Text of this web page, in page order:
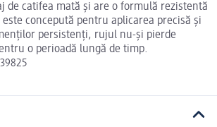
de catifea mată și are o formulă rezistentă
este concepută pentru aplicarea precisă și
persistenți, rujul nu-și pierde
o perioadă lungă de timp.